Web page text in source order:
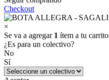
Checkout
×
Se va a agregar 1 ítem a tu carrito
¿Es para un colectivo?
No
Sí